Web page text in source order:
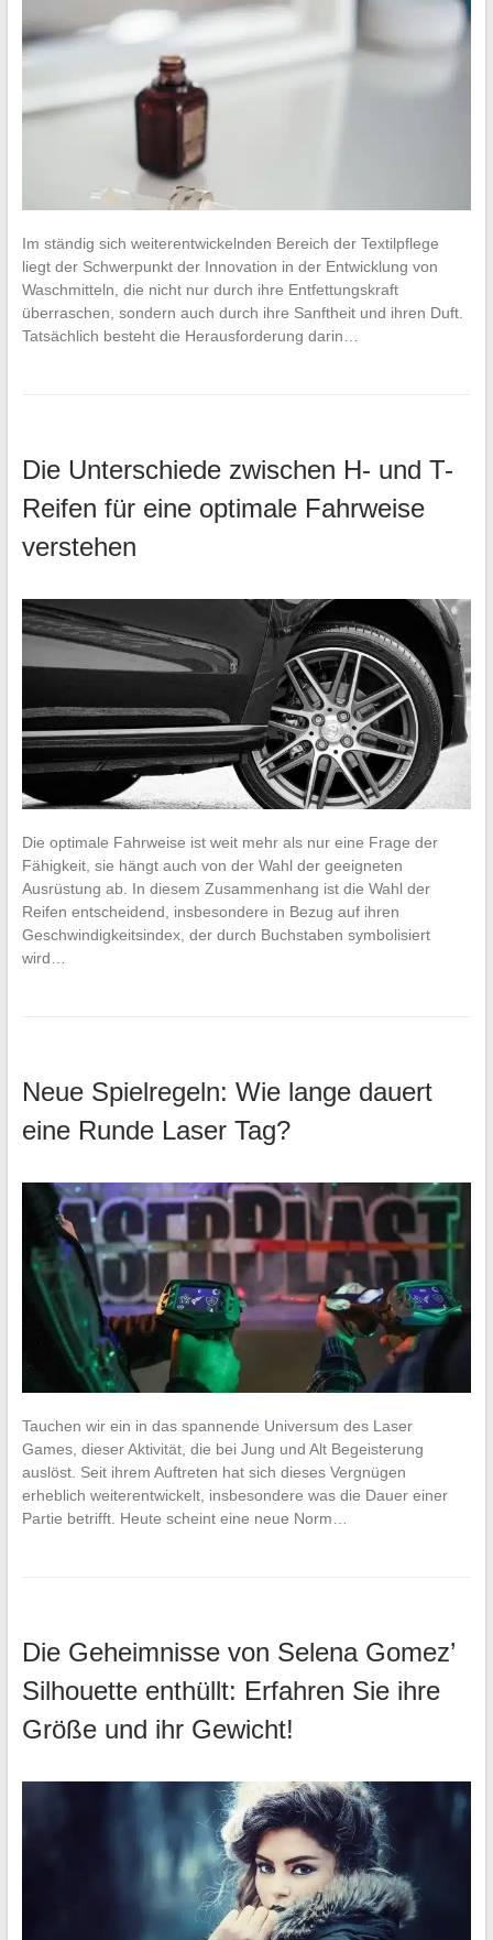
Im ständig sich weiterentwickelnden Bereich der Textilpflege
liegt der Schwerpunkt der Innovation in der Entwicklung von
Waschmitteln, die nicht nur durch ihre Entfettungskraft
überraschen, sondern auch durch ihre Sanftheit und ihren Duft.
Tatsächlich besteht die Herausforderung darin…
Die Unterschiede zwischen H- und T-
Reifen für eine optimale Fahrweise
verstehen
Die optimale Fahrweise ist weit mehr als nur eine Frage der
Fähigkeit, sie hängt auch von der Wahl der geeigneten
Ausrüstung ab. In diesem Zusammenhang ist die Wahl der
Reifen entscheidend, insbesondere in Bezug auf ihren
Geschwindigkeitsindex, der durch Buchstaben symbolisiert
wird…
Neue Spielregeln: Wie lange dauert
eine Runde Laser Tag?
Tauchen wir ein in das spannende Universum des Laser
Games, dieser Aktivität, die bei Jung und Alt Begeisterung
auslöst. Seit ihrem Auftreten hat sich dieses Vergnügen
erheblich weiterentwickelt, insbesondere was die Dauer einer
Partie betrifft. Heute scheint eine neue Norm…
Die Geheimnisse von Selena Gomez’
Silhouette enthüllt: Erfahren Sie ihre
Größe und ihr Gewicht!